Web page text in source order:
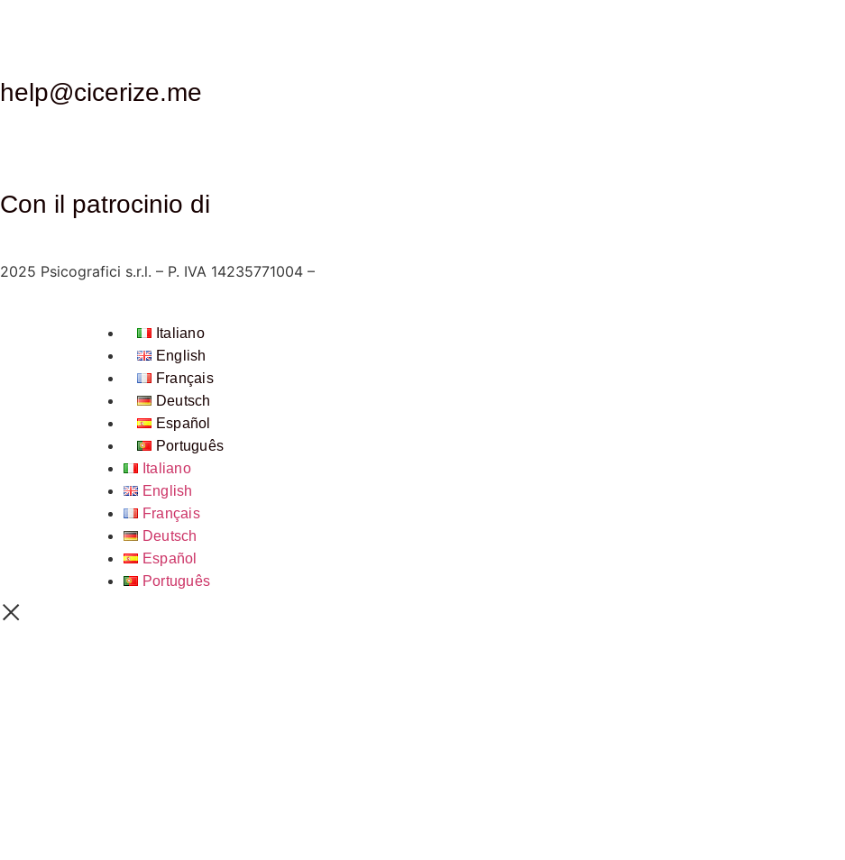
help@cicerize.me
Con il patrocinio di
2025 Psicografici s.r.l. – P. IVA 14235771004 –
Italiano
English
Français
Deutsch
Español
Português
Italiano
English
Français
Deutsch
Español
Português